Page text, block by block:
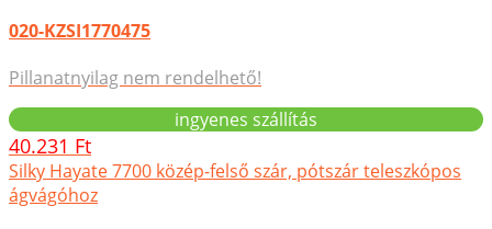
020-KZSI1770475
Pillanatnyilag nem rendelhető!
ingyenes szállítás
40.231 Ft
Silky Hayate 7700 közép-felső szár, pótszár teleszkópos
ágvágóhoz